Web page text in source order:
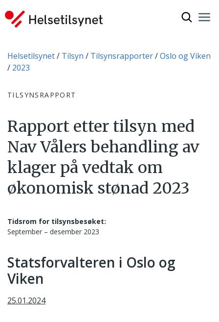
Du er her:
Helsetilsynet Tilsyn Tilsynsrapporter
Oslo og Viken
2023
TILSYNSRAPPORT
Rapport etter tilsyn med
Nav Vålers behandling av
klager på vedtak om
økonomisk stønad 2023
Tidsrom for tilsynsbesøket:
September – desember 2023
Statsforvalteren i Oslo og
Viken
25.01.2024